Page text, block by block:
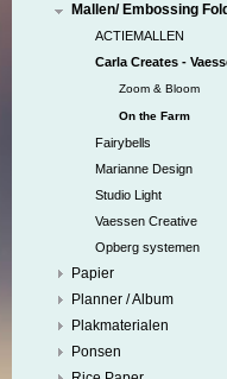
Mallen/ Embossing
ACTIEMALLEN
Carla Creates -
Zoom & Bloom
On the Farm
Fairybells
Marianne Design
Studio Light
Vaessen Creative
Opberg systemen
Papier
Planner / Album
Plakmaterialen
Ponsen